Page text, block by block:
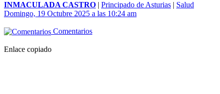
INMACULADA CASTRO | Principado de Asturias | Salud
Domingo, 19 Octubre 2025 a las 10:24 am
Comentarios
Enlace copiado